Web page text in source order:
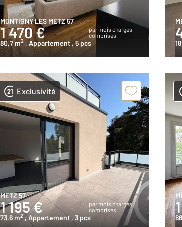
MONTIGNY LES METZ 57
1 470 €
par mois charges
comprises
80,7 m2 , Appartement, 5 pcs
Exclusivité
METZ 57
1 195 €
par mois charges
comprises
73,6 m2 , Appartement, 3 pcs